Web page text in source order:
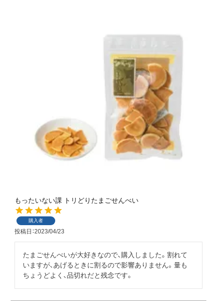
もったいない課 トリどりたまごせんべい
購入者
投稿日 2023/04/23
たまごせんべいが大好きなので、購入しました。割れて
いますが、あげるときに割るので影響ありません。量も
ちょうどよく、品切れだと残念です。